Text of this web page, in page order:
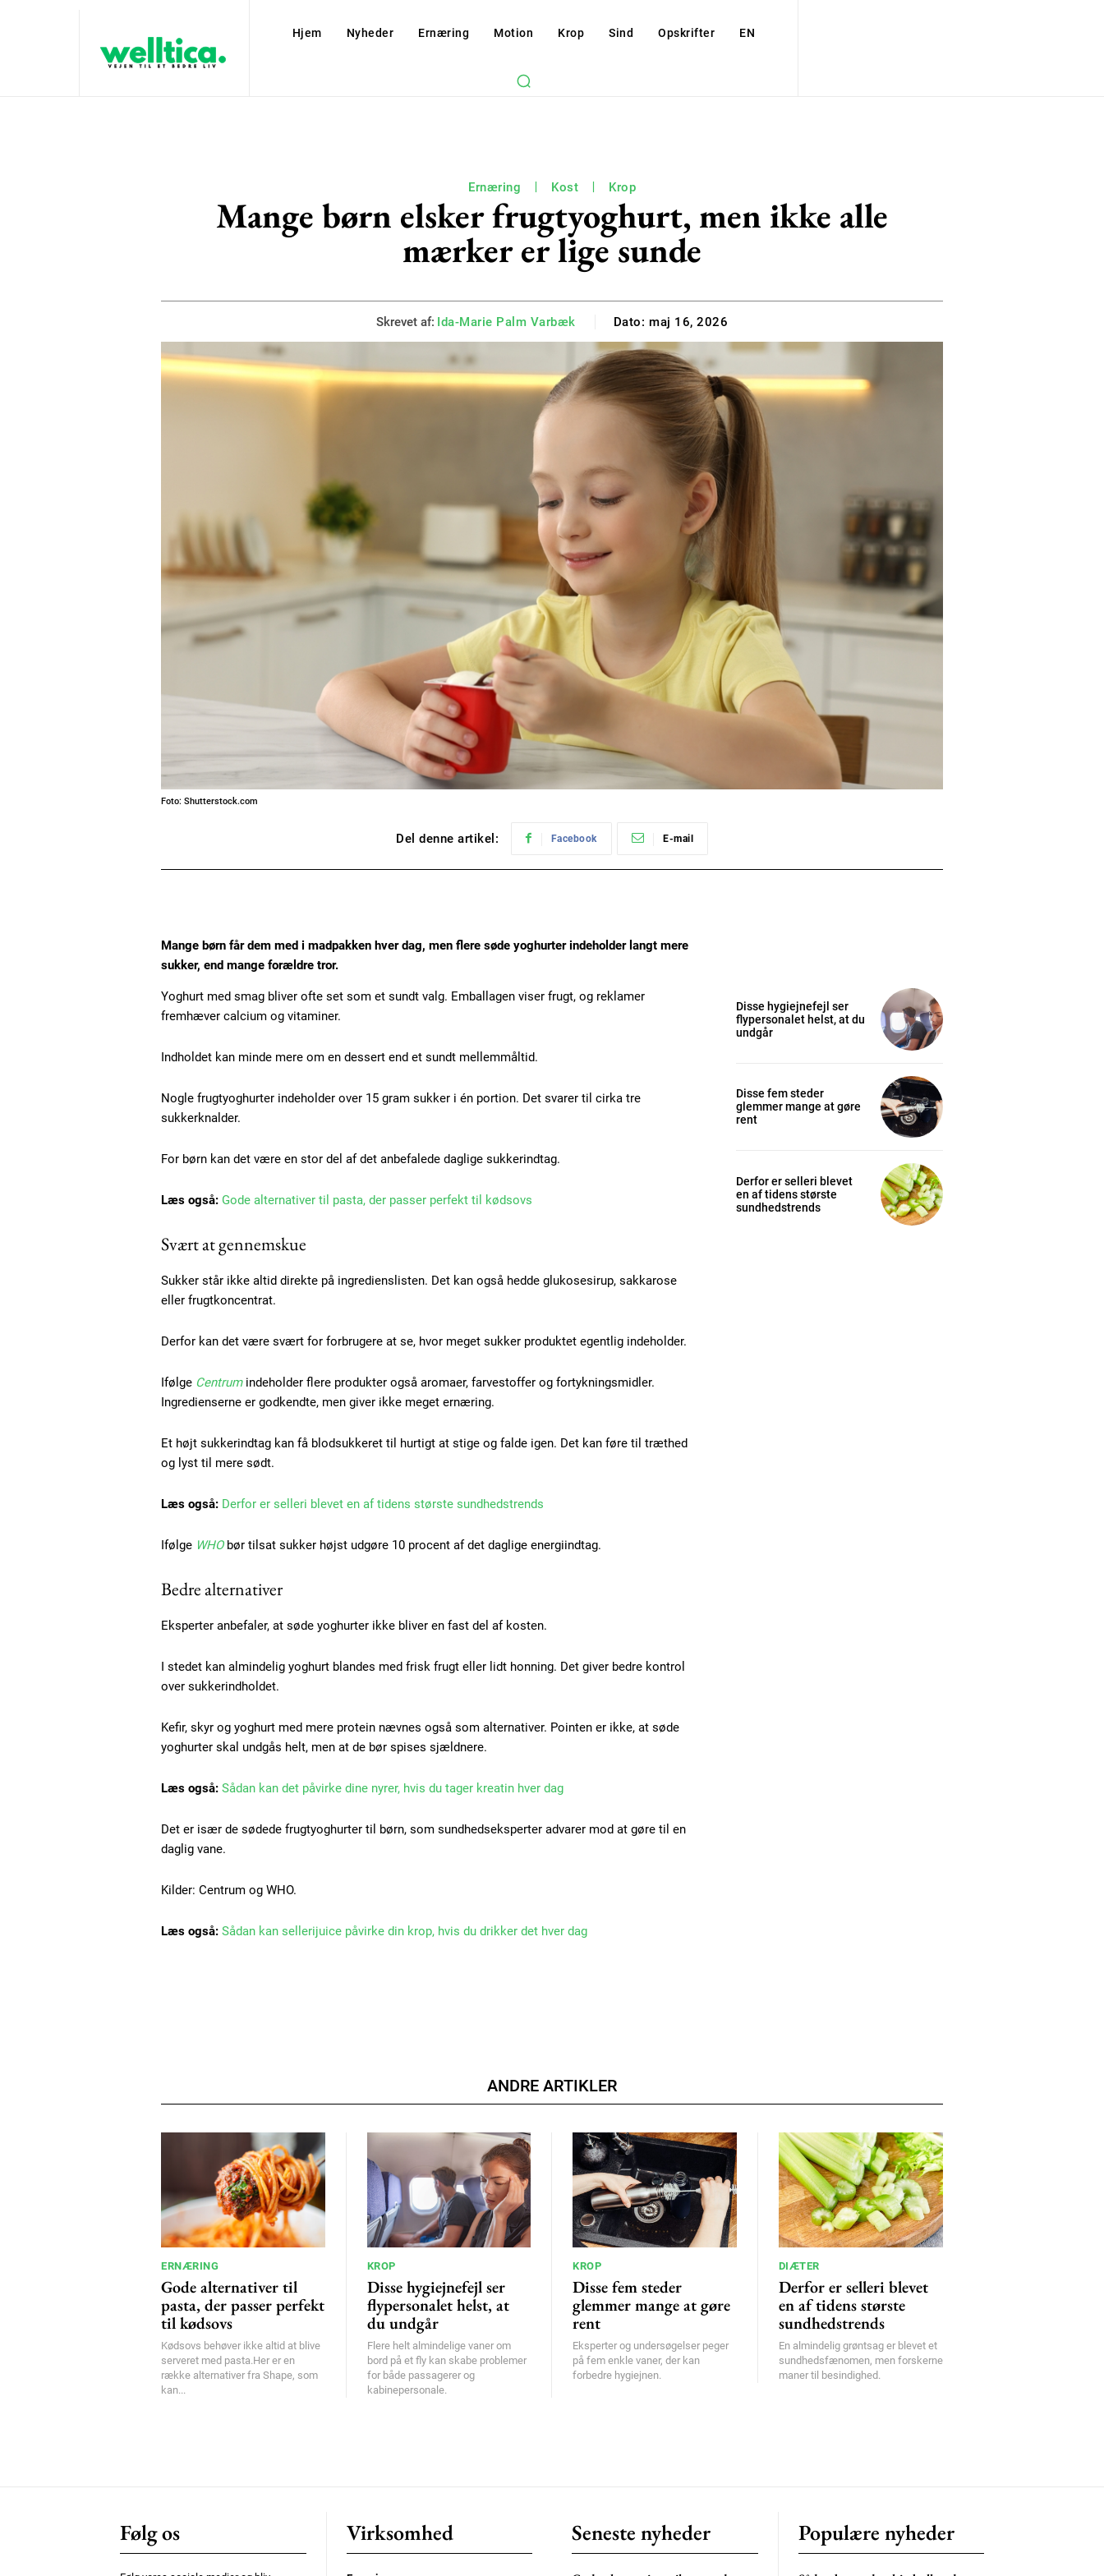
Subscription Plans
Free limited access
Gratis / forever
Etiam est nibh, lobortis sit
Ut mollis pellentesque tortor
Donec quis est ac felis
Member full access
100
Hjem Nyheder Ernæring Motion Krop Sind Opskrifter EN
Ernæring Kost Krop
Mange børn elsker frugtyoghurt, men ikke alle
mærker er lige sunde
Skrevet af: Ida-Marie Palm Varbæk Dato: maj 16, 2026
Foto: Shutterstock.com
Del denne artikel: Facebook E-mail
Mange børn får dem med i madpakken hver dag, men flere søde yoghurter indeholder langt mere
sukker, end mange forældre tror.
Yoghurt med smag bliver ofte set som et sundt valg. Emballagen viser frugt, og reklamer
fremhæver calcium og vitaminer.
Indholdet kan minde mere om en dessert end et sundt mellemmåltid.
Nogle frugtyoghurter indeholder over 15 gram sukker i én portion. Det svarer til cirka tre
sukkerknalder.
For børn kan det være en stor del af det anbefalede daglige sukkerindtag.
Læs også: Gode alternativer til pasta, der passer perfekt til kødsovs
Svært at gennemskue
Sukker står ikke altid direkte på ingredienslisten. Det kan også hedde glukosesirup, sakkarose
eller frugtkoncentrat.
Derfor kan det være svært for forbrugere at se, hvor meget sukker produktet egentlig indeholder.
Ifølge Centrumindeholder flere produkter også aromaer, farvestoffer og fortykningsmidler.
Ingredienserne er godkendte, men giver ikke meget ernæring.
Et højt sukkerindtag kan få blodsukkeret til hurtigt at stige og falde igen. Det kan føre til træthed
og lyst til mere sødt.
Læs også: Derfor er selleri blevet en af tidens største sundhedstrends
Ifølge WHObør tilsat sukker højst udgøre 10 procent af det daglige energiindtag.
Bedre alternativer
Eksperter anbefaler, at søde yoghurter ikke bliver en fast del af kosten.
I stedet kan almindelig yoghurt blandes med frisk frugt eller lidt honning. Det giver bedre kontrol
over sukkerindholdet.
Kefir, skyr og yoghurt med mere protein nævnes også som alternativer. Pointen er ikke, at søde
yoghurter skal undgås helt, men at de bør spises sjældnere.
Læs også: Sådan kan det påvirke dine nyrer, hvis du tager kreatin hver dag
Det er især de sødede frugtyoghurter til børn, som sundhedseksperter advarer mod at gøre til en
daglig vane.
Kilder: Centrum og WHO.
Læs også: Sådan kan sellerijuice påvirke din krop, hvis du drikker det hver dag
Disse hygiejnefejl ser
flypersonalet helst, at du
undgår
Disse fem steder
glemmer mange at gøre
rent
Derfor er selleri blevet
en af tidens største
sundhedstrends
ANDRE ARTIKLER
ERNÆRING
Gode alternativer til
pasta, der passer perfekt
til kødsovs
Kødsovs behøver ikke altid at blive
serveret med pasta.Her er en
række alternativer fra Shape, som
kan...
KROP
Disse hygiejnefejl ser
flypersonalet helst, at
du undgår
Flere helt almindelige vaner om
bord på et fly kan skabe problemer
for både passagerer og
kabinepersonale.
KROP
Disse fem steder
glemmer mange at gøre
rent
Eksperter og undersøgelser peger
på fem enkle vaner, der kan
forbedre hygiejnen.
DIÆTER
Derfor er selleri blevet
en af tidens største
sundhedstrends
En almindelig grøntsag er blevet et
sundhedsfænomen, men forskerne
maner til besindighed.
Følg os Virksomhed Seneste nyheder Populære nyheder